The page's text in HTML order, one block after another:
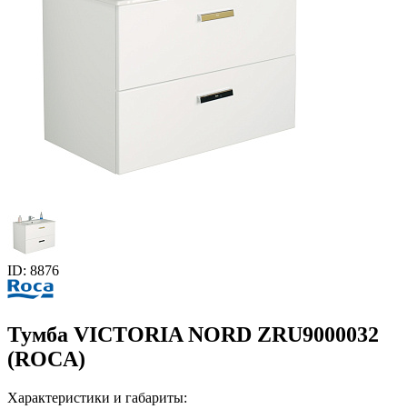
ID: 8876
Тумба VICTORIA NORD ZRU9000032
(ROCA)
Характеристики и габариты: